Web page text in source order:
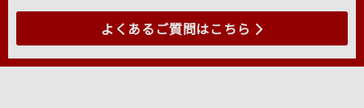
よくあるご質問はこちら